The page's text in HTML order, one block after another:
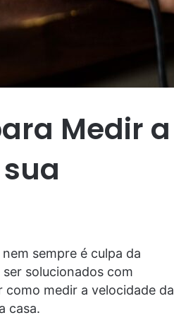
Medir a
sempre é culpa da
solucionados com
medir a velocidade da
casa.